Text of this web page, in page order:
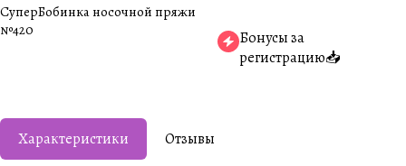
СуперБобинка носочной пряжи
№420
Бонусы за
регистрацию📥
Характеристики Отзывы